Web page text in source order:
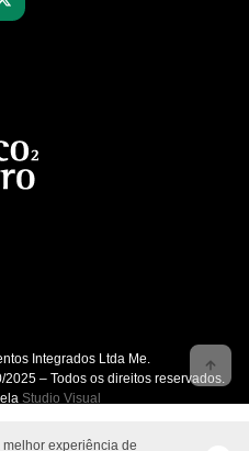
Integrados Ltda Me.
– Todos os direitos reservados.
Studio Visual
experiência de